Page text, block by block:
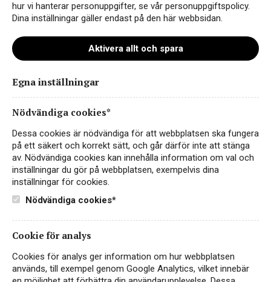
Instagram
Kontakt
Sekretess- & Cookiepolicy
hur vi hanterar personuppgifter, se vår personuppgiftspolicy.
Dina inställningar gäller endast på den här webbsidan.
Aktivera allt och spara
Egna inställningar
Nödvändiga cookies*
Dessa cookies är nödvändiga för att webbplatsen ska fungera
på ett säkert och korrekt sätt, och går därför inte att stänga
av. Nödvändiga cookies kan innehålla information om val och
inställningar du gör på webbplatsen, exempelvis dina
inställningar för cookies.
Nödvändiga cookies*
Cookie för analys
Cookies för analys ger information om hur webbplatsen
används, till exempel genom Google Analytics, vilket innebär